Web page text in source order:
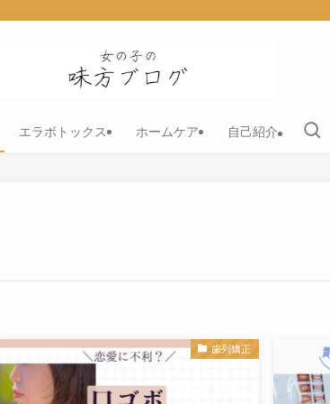
エラボトックス ホームケア 自己紹介
歯列矯正